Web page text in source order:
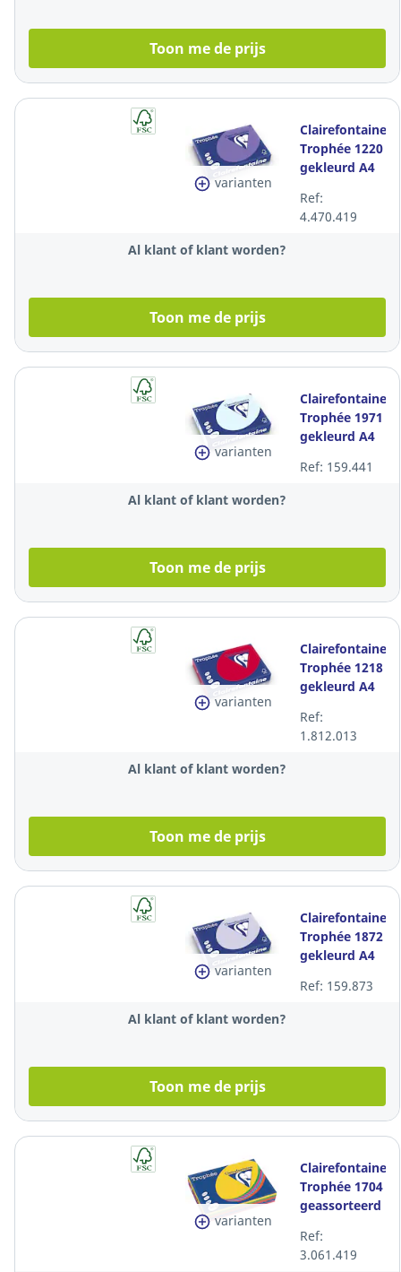
Toon me de prijs
varianten
Clairefontaine
Trophée 1220
gekleurd A4
violet, per
250 vel
Ref:
4.470.419
Al klant of klant worden?
Toon me de prijs
varianten
Clairefontaine
Trophée 1971
gekleurd A4
blauw, per
Ref: 159.441
Al klant of klant worden?
Toon me de prijs
varianten
Clairefontaine
Trophée 1218
gekleurd A4
kersenrood,
per 250 vel
Ref:
1.812.013
Al klant of klant worden?
Toon me de prijs
varianten
Clairefontaine
Trophée 1872
gekleurd A4
lila, per 500
Ref: 159.873
Al klant of klant worden?
Toon me de prijs
varianten
Clairefontaine
Trophée 1704
geassorteerd
papier, 80 g,
per 500 vel
Ref:
3.061.419